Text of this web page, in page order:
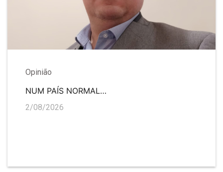
Opinião
NUM PAÍS NORMAL…
2/08/2026